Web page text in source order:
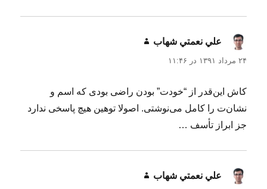
علي نعمتي شهاب
۲۴ مرداد ۱۳۹۱ در ۱۱:۴۶
کاش این‌قدر از “خودت” بودن راضی بودی که اسم‌ و
نشان‌ت را کامل می‌نوشتی. اصولا توهین هیچ پاسخی ندارد
جز ابراز تأسف …
علي نعمتي شهاب